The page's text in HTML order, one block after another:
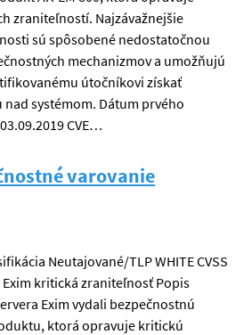
zraniteľností. Najzávažnejšie
sú spôsobené nedostatočnou
mechanizmov a umožňujú
útočníkovi získať
systémom. Dátum prvého
CVE…
varovanie
Neutajované/TLP WHITE CVSS
kritická zraniteľnosť Popis
Exim vydali bezpečnostnú
ktorá opravuje kritickú